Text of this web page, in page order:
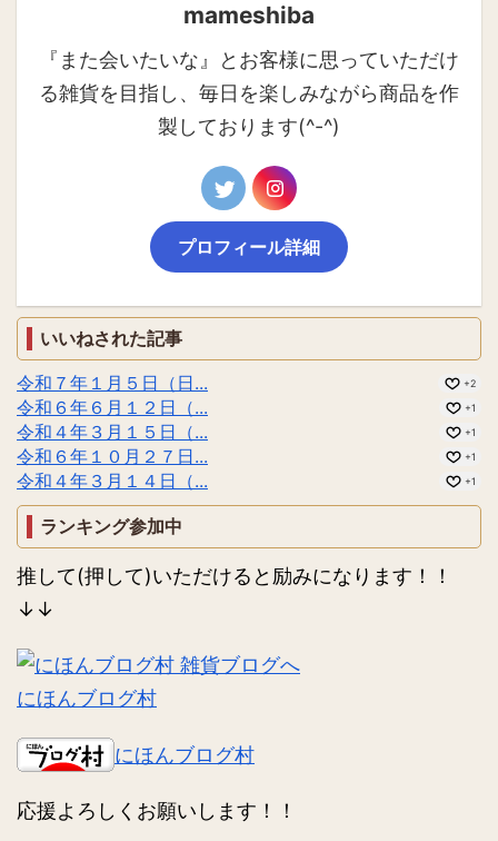
mameshiba
『また会いたいな』とお客様に思っていただけ
る雑貨を目指し、毎日を楽しみながら商品を作
製しております(^-^)
プロフィール詳細
いいねされた記事
令和７年１月５日（日...
+2
令和６年６月１２日（... +1
令和４年３月１５日（... +1
令和６年１０月２７日... +1
令和４年３月１４日（... +1
ランキング参加中
推して(押して)いただけると励みになります！！
↓↓
にほんブログ村
にほんブログ村
応援よろしくお願いします！！